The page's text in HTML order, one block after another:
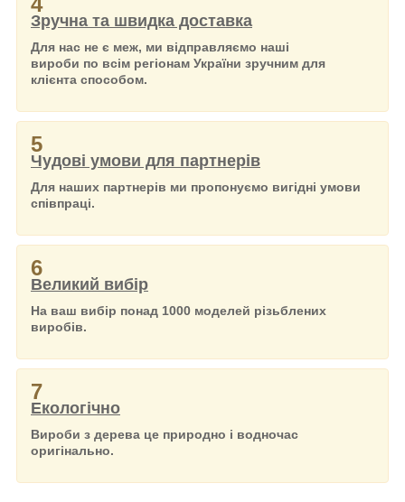
Зручна та швидка доставка
Для нас не є меж, ми відправляємо наші
вироби по всім регіонам України зручним для
клієнта способом.
5
Чудові умови для партнерів
Для наших партнерів ми пропонуємо вигідні умови
співпраці.
6
Великий вибір
На ваш вибір понад 1000 моделей різьблених
виробів.
7
Екологічно
Вироби з дерева це природно і водночас
оригінально.